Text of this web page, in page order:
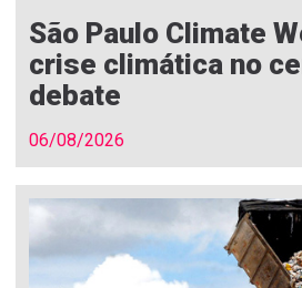
São Paulo Climate
crise climática no
debate
06/08/2026